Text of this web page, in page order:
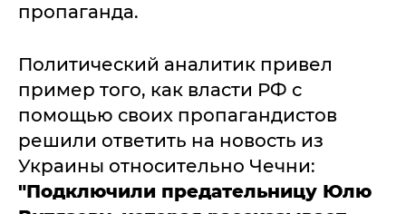
пропаганда.
Политический аналитик привел
пример того, как власти РФ с
помощью своих пропагандистов
решили ответить на новость из
Украины относительно Чечни:
"Подключили предательницу Юлю